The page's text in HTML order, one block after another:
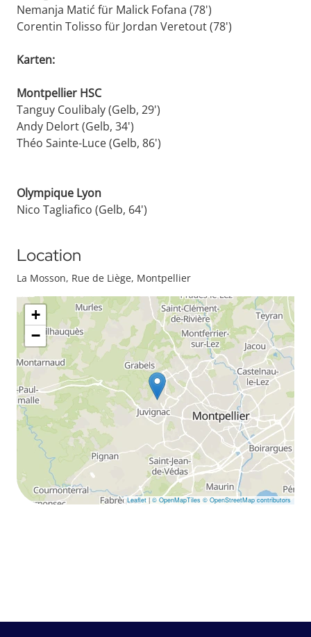
Nemanja Matić für Malick Fofana (78')
Corentin Tolisso für Jordan Veretout (78')
Karten:
Montpellier HSC
Tanguy Coulibaly (Gelb, 29')
Andy Delort (Gelb, 34')
Théo Sainte-Luce (Gelb, 86')
Olympique Lyon
Nico Tagliafico (Gelb, 64')
Location
La Mosson, Rue de Liège, Montpellier
+
−
Leaflet | © OpenMapTiles © OpenStreetMap contributors